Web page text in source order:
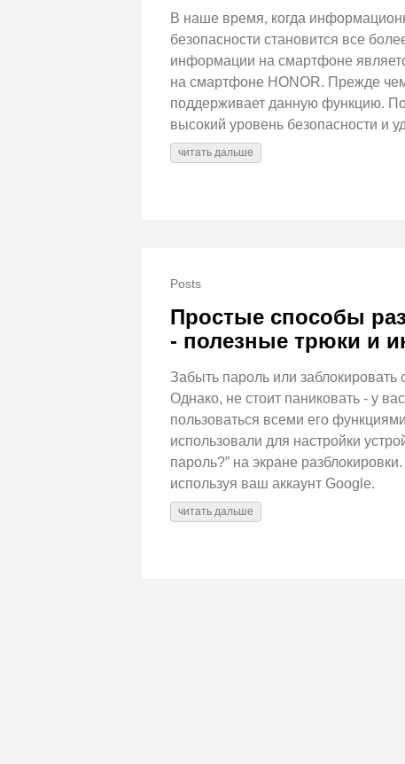
В наше время, когда
безопасности становится все
информации на смартфоне
на смартфоне HONOR. Прежде чем
поддерживает данную функцию.
высокий уровень безопасности и
читать дальше
Posts
Простые способы
- полезные трюки и
Забыть пароль или
Однако, не стоит паниковать - у
пользоваться всеми его
использовали для настройки
пароль?” на экране
используя ваш аккаунт Google.
читать дальше